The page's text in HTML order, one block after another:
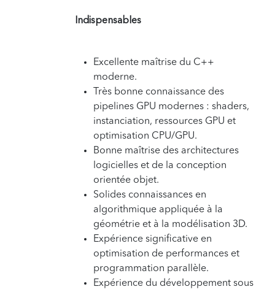
Indispensables
Excellente maîtrise du C++
moderne.
Très bonne connaissance des
pipelines GPU modernes : shaders,
instanciation, ressources GPU et
optimisation CPU/GPU.
Bonne maîtrise des architectures
logicielles et de la conception
orientée objet.
Solides connaissances en
algorithmique appliquée à la
géométrie et à la modélisation 3D.
Expérience significative en
optimisation de performances et
programmation parallèle.
Expérience du développement sous